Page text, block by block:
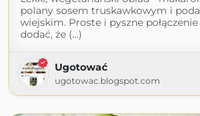
polany sosem truskawkowym i
wiejskim. Proste i pyszne
dodać, że (...)
Ugotować
ugotowac.blogspot.com